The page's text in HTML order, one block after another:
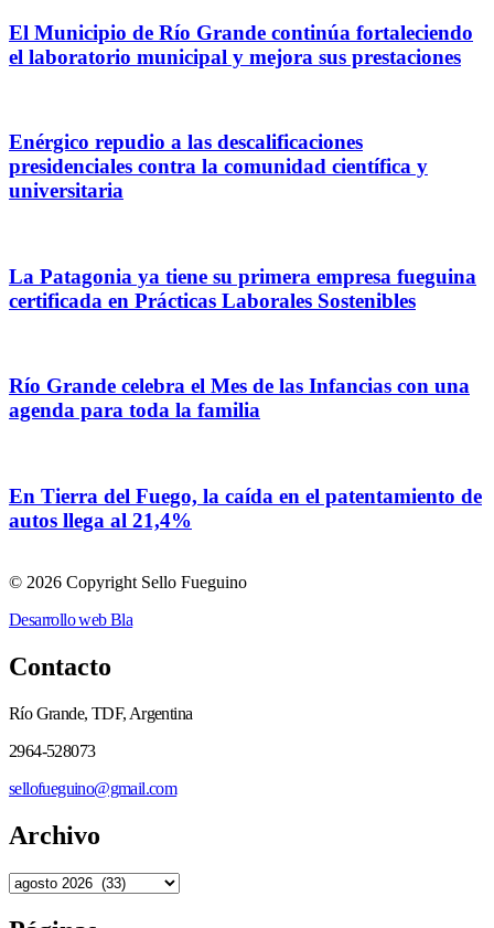
El Municipio de Río Grande continúa fortaleciendo
el laboratorio municipal y mejora sus prestaciones
Enérgico repudio a las descalificaciones
presidenciales contra la comunidad científica y
universitaria
La Patagonia ya tiene su primera empresa fueguina
certificada en Prácticas Laborales Sostenibles
Río Grande celebra el Mes de las Infancias con una
agenda para toda la familia
En Tierra del Fuego, la caída en el patentamiento de
autos llega al 21,4%
© 2026 Copyright Sello Fueguino
Desarrollo web Bla
Contacto
Río Grande, TDF, Argentina
2964-528073
sellofueguino@gmail.com
Archivo